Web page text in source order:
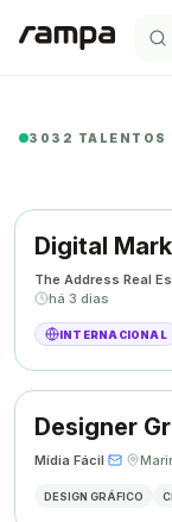
3032 TALENTOS
The Address Real
há 3 dias
INTERNACIONAL
Designer
Mídia Fácil· ·
DESIGN GRÁFICO